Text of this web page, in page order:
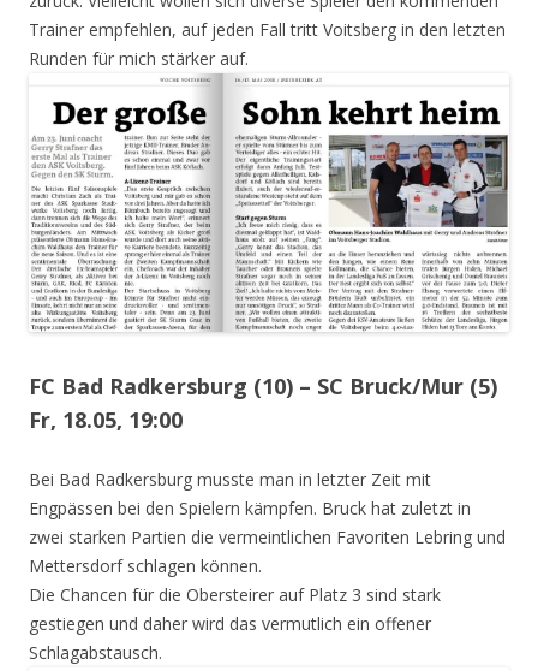
Trainer empfehlen, auf jeden Fall tritt Voitsberg in den letzten
Runden für mich stärker auf.
FC Bad Radkersburg (10) – SC Bruck/Mur (5)
Fr, 18.05, 19:00
Bei Bad Radkersburg musste man in letzter Zeit mit
Engpässen bei den Spielern kämpfen. Bruck hat zuletzt in
zwei starken Partien die vermeintlichen Favoriten Lebring und
Mettersdorf schlagen können.
Die Chancen für die Obersteirer auf Platz 3 sind stark
gestiegen und daher wird das vermutlich ein offener
Schlagabstausch.